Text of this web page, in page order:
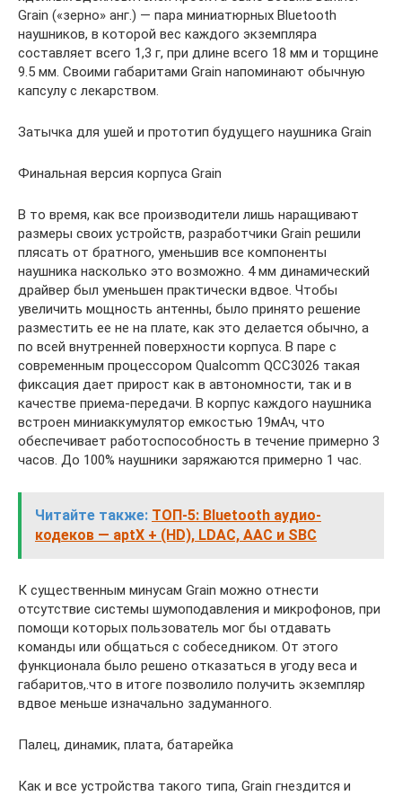
Grain («зерно» анг.) — пара миниатюрных Bluetooth
наушников, в которой вес каждого экземпляра
составляет всего 1,3 г, при длине всего 18 мм и торщине
9.5 мм. Своими габаритами Grain напоминают обычную
капсулу с лекарством.
Затычка для ушей и прототип будущего наушника Grain
Финальная версия корпуса Grain
В то время, как все производители лишь наращивают
размеры своих устройств, разработчики Grain решили
плясать от братного, уменьшив все компоненты
наушника насколько это возможно. 4 мм динамический
драйвер был уменьшен практически вдвое. Чтобы
увеличить мощность антенны, было принято решение
разместить ее не на плате, как это делается обычно, а
по всей внутренней поверхности корпуса. В паре с
современным процессором Qualcomm QCC3026 такая
фиксация дает прирост как в автономности, так и в
качестве приема-передачи. В корпус каждого наушника
встроен миниаккумулятор емкостью 19мАч, что
обеспечивает работоспособность в течение примерно 3
часов. До 100% наушники заряжаются примерно 1 час.
Читайте также: ТОП-5: Bluetooth аудио-
кодеков — aptX + (HD), LDAC, AAC и SBC
К существенным минусам Grain можно отнести
отсутствие системы шумоподавления и микрофонов, при
помощи которых пользователь мог бы отдавать
команды или общаться с собеседником. От этого
функционала было решено отказаться в угоду веса и
габаритов,.что в итоге позволило получить экземпляр
вдвое меньше изначально задуманного.
Палец, динамик, плата, батарейка
Как и все устройства такого типа, Grain гнездится и